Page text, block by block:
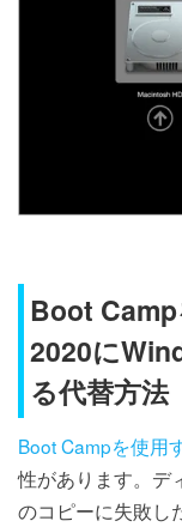
Boot
2020に
る代替方法
Boot Campを使用
性があります。デ
のコピーに失敗し